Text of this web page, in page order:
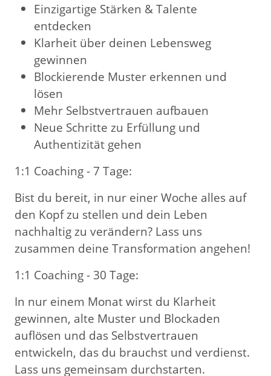
Einzigartige Stärken & Talente
entdecken
Klarheit über deinen Lebensweg
gewinnen
Blockierende Muster erkennen und
lösen
Mehr Selbstvertrauen aufbauen
Neue Schritte zu Erfüllung und
Authentizität gehen
1:1 Coaching - 7 Tage:
Bist du bereit, in nur einer Woche alles auf
den Kopf zu stellen und dein Leben
nachhaltig zu verändern? Lass uns
zusammen deine Transformation angehen!
1:1 Coaching - 30 Tage:
In nur einem Monat wirst du Klarheit
gewinnen, alte Muster und Blockaden
auflösen und das Selbstvertrauen
entwickeln, das du brauchst und verdienst.
Lass uns gemeinsam durchstarten.